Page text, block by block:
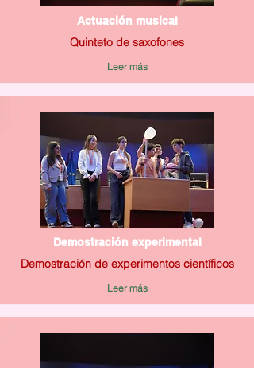
Actuación musical
Quinteto de saxofones
Leer más
Demostración experimental
Demostración de experimentos científicos
Leer más